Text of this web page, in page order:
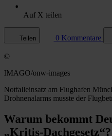
Auf X teilen
Teilen 0 Kommentare
©
IMAGO/onw-images
Notfalleinsatz am Flughafen
Drohnenalarms musste der
Warum bekommt
„Kritis-Dachgesetz“?